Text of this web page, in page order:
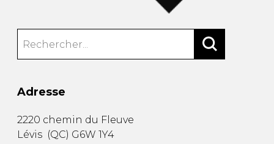
Adresse
2220 chemin du Fleuve
Lévis (QC) G6W 1Y4